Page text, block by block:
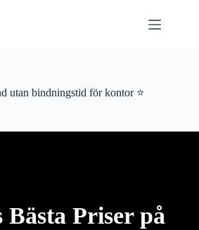
utan bindningstid för kontor ⭐
Bästa Priser på